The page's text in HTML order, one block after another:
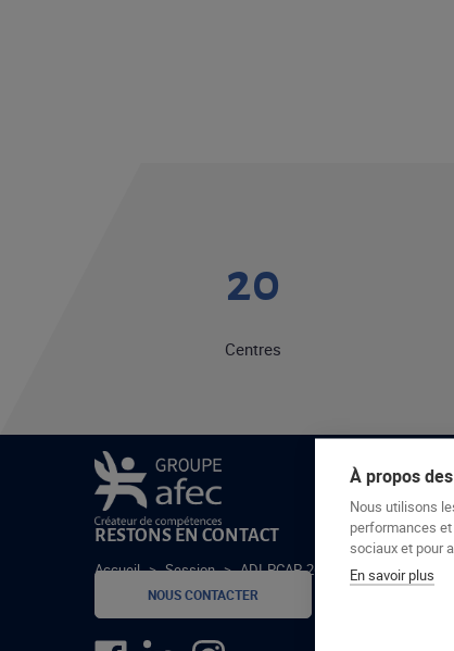
Le groupe Afec
Accueil > Session > ADI-PCAP-26-1
20
Centres
RESTONS EN CONTACT
NOUS CONTACTER
À propos
Nous utilisons
performances
sociaux et pour
En savoir plus